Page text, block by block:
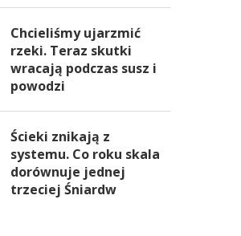
Chcieliśmy ujarzmić
rzeki. Teraz skutki
wracają podczas susz i
powodzi
Ścieki znikają z
systemu. Co roku skala
dorównuje jednej
trzeciej Śniardw